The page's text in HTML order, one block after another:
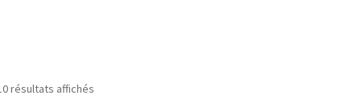
résultats affichésTrié